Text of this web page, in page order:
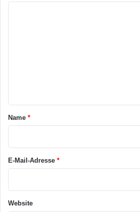
aName *
E-Mail-Adresse *
Website